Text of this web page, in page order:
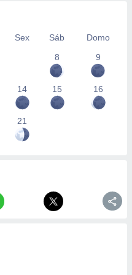
Sex Sáb
Domo
8
9
14 15 16
21